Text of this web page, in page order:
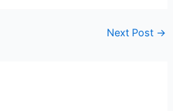
Next Post →